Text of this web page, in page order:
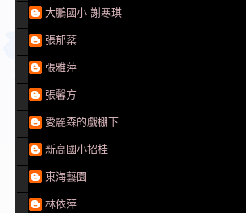
大鵬國小 謝寒琪
張郁棻
張雅萍
張馨方
愛麗森的戲棚下
新高國小招桂
東海藝園
林依萍